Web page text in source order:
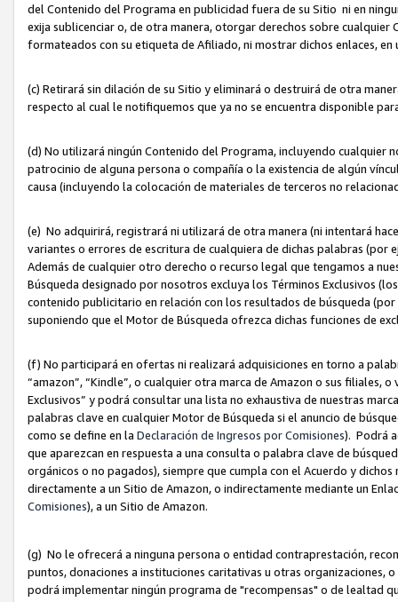
del Contenido del Programa en publicidad fuera de su Sitio ni en
exija sublicenciar o, de otra manera, otorgar derechos sobre
formateados con su etiqueta de Afiliado, ni mostrar dichos enlaces,
(c) Retirará sin dilación de su Sitio y eliminará o destruirá de otra
respecto al cual le notifiquemos que ya no se encuentra disponible
(d) No utilizará ningún Contenido del Programa, incluyendo cualquier
patrocinio de alguna persona o compañía o la existencia de algún
causa (incluyendo la colocación de materiales de terceros no
(e) No adquirirá, registrará ni utilizará de otra manera (ni intentará
variantes o errores de escritura de cualquiera de dichas palabras (por
Además de cualquier otro derecho o recurso legal que tengamos a
Búsqueda designado por nosotros excluya los Términos Exclusivos
contenido publicitario en relación con los resultados de búsqueda
suponiendo que el Motor de Búsqueda ofrezca dichas funciones de
(f) No participará en ofertas ni realizará adquisiciones en torno a
“amazon”, “Kindle”, o cualquier otra marca de Amazon o sus filiales,
Exclusivos” y podrá consultar una lista no exhaustiva de nuestras
palabras clave en cualquier Motor de Búsqueda si el anuncio de
como se define en la Declaración de Ingresos por Comisiones). Podrá
que aparezcan en respuesta a una consulta o palabra clave de
orgánicos o no pagados), siempre que cumpla con el Acuerdo y
directamente a un Sitio de Amazon, o indirectamente mediante un
Comisiones), a un Sitio de Amazon.
(g) No le ofrecerá a ninguna persona o entidad contraprestación,
puntos, donaciones a instituciones caritativas u otras organizaciones,
podrá implementar ningún programa de "recompensas" o de lealtad